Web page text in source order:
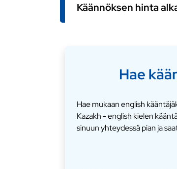
Käännöksen hinta
Hae
Hae mukaan english
Kazakh - english kielen
sinuun yhteydessä pian ja